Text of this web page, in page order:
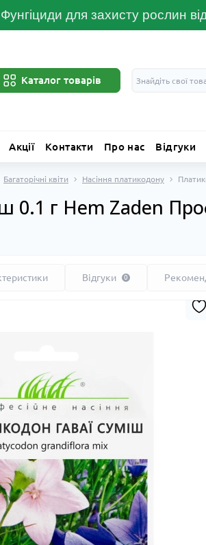
Фунгіциди для захисту рослин
Каталог товарів
Акції Контакти Про нас Відгуки
Багаторічні квіти Насіння платикодону
0.1 г Hem Zaden
Відгуки 0